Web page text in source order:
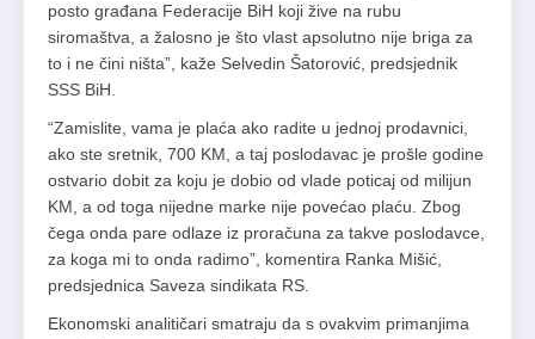
posto građana Federacije BiH koji žive na rubu
siromaštva, a žalosno je što vlast apsolutno nije briga za
to i ne čini ništa”, kaže Selvedin Šatorović, predsjednik
SSS BiH.
“Zamislite, vama je plaća ako radite u jednoj prodavnici,
ako ste sretnik, 700 KM, a taj poslodavac je prošle godine
ostvario dobit za koju je dobio od vlade poticaj od milijun
KM, a od toga nijedne marke nije povećao plaću. Zbog
čega onda pare odlaze iz proračuna za takve poslodavce,
za koga mi to onda radimo”, komentira Ranka Mišić,
predsjednica Saveza sindikata RS.
Ekonomski analitičari smatraju da s ovakvim primanjima